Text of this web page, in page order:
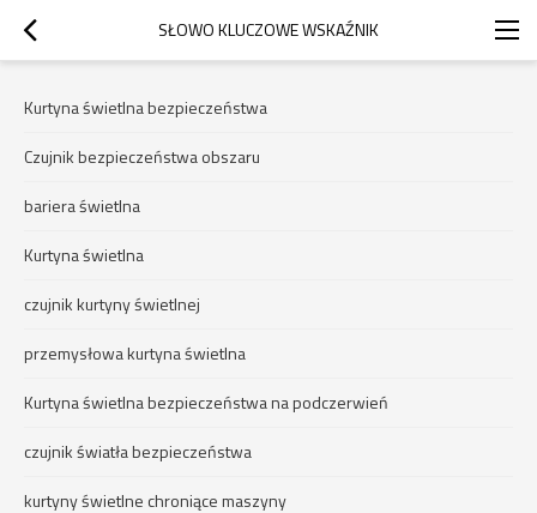
SŁOWO KLUCZOWE WSKAŹNIK
Kurtyna świetlna bezpieczeństwa
Czujnik bezpieczeństwa obszaru
bariera świetlna
Kurtyna świetlna
czujnik kurtyny świetlnej
przemysłowa kurtyna świetlna
Kurtyna świetlna bezpieczeństwa na podczerwień
czujnik światła bezpieczeństwa
kurtyny świetlne chroniące maszyny